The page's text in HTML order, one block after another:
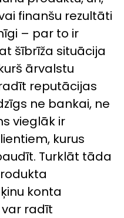
finanšu rezultāti
– par to ir
šībrīža situācija
ārvalstu
reputācijas
ne bankai, ne
vieglāk ir
kurus
Turklāt tāda
konta
radīt